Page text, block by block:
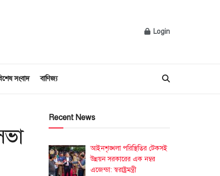
Login
সংবাদ বাণিজ্য
Recent News
আইনশৃঙ্খলা পরিস্থিতির টেকসই
উন্নয়ন সরকারের এক নম্বর
এজেন্ডা: স্বরাষ্ট্রমন্ত্রী